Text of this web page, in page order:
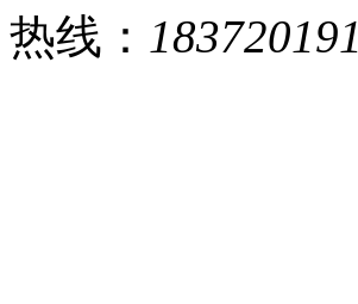
热线：